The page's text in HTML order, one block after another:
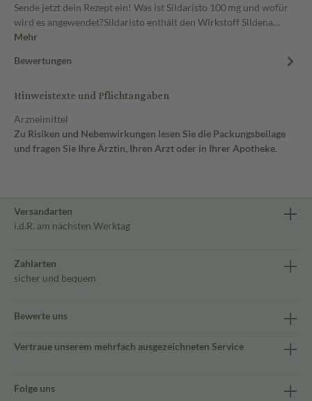
Sende jetzt dein Rezept ein! Was ist Sildaristo 100 mg und wofür
wird es angewendet?Sildaristo enthält den Wirkstoff Sildena…
Mehr
Bewertungen
Hinweistexte und Pflichtangaben
Arzneimittel
Zu Risiken und Nebenwirkungen lesen Sie die Packungsbeilage
und fragen Sie Ihre Ärztin, Ihren Arzt oder in Ihrer Apotheke.
Versandarten
i.d.R. am nächsten Werktag
Zahlarten
sicher und bequem
Bewerte uns
Vertraue unserem mehrfach ausgezeichneten Service
Folge uns